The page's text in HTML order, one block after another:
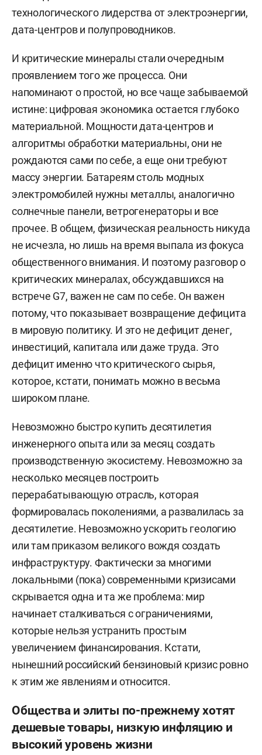
технологического лидерства от электроэнергии,
дата-центров и полупроводников.
И критические минералы стали очередным
проявлением того же процесса. Они
напоминают о простой, но все чаще забываемой
истине: цифровая экономика остается глубоко
материальной. Мощности дата-центров и
алгоритмы обработки материальны, они не
рождаются сами по себе, а еще они требуют
массу энергии. Батареям столь модных
электромобилей нужны металлы, аналогично
солнечные панели, ветрогенераторы и все
прочее. В общем, физическая реальность никуда
не исчезла, но лишь на время выпала из фокуса
общественного внимания. И поэтому разговор о
критических минералах, обсуждавшихся на
встрече G7, важен не сам по себе. Он важен
потому, что показывает возвращение дефицита
в мировую политику. И это не дефицит денег,
инвестиций, капитала или даже труда. Это
дефицит именно что критического сырья,
которое, кстати, понимать можно в весьма
широком плане.
Невозможно быстро купить десятилетия
инженерного опыта или за месяц создать
производственную экосистему. Невозможно за
несколько месяцев построить
перерабатывающую отрасль, которая
формировалась поколениями, а развалилась за
десятилетие. Невозможно ускорить геологию
или там приказом великого вождя создать
инфраструктуру. Фактически за многими
локальными (пока) современными кризисами
скрывается одна и та же проблема: мир
начинает сталкиваться с ограничениями,
которые нельзя устранить простым
увеличением финансирования. Кстати,
нынешний российский бензиновый кризис ровно
к этим же явлениям и относится.
Общества и элиты по-прежнему хотят
дешевые товары, низкую инфляцию и
высокий уровень жизни